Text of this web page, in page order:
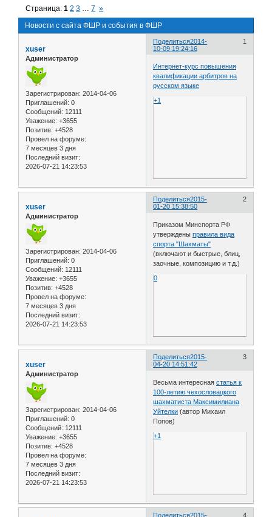
Новости с сайта ФШР и события в ФШР
Страница:1 2 3 … 7 »
Поделиться 1
2014-
10-09 19:24:16
xuser
Администратор
Зарегистрирован: 2014-04-06
Приглашений: 0
Сообщений: 12111
Уважение: +3655
Позитив: +4528
Провел на форуме:
7 месяцев 3 дня
Последний визит:
2026-07-21 14:23:53
Интернет-курс повышения
квалификации арбитров на
русском языке
+1
Поделиться 2
2015-
01-20 15:38:50
xuser
Администратор
Зарегистрирован: 2014-04-06
Приглашений: 0
Сообщений: 12111
Уважение: +3655
Позитив: +4528
Провел на форуме:
7 месяцев 3 дня
Последний визит:
2026-07-21 14:23:53
Приказом Минспорта РФ
утвержденыправила вида
спорта "Шахматы"
(включают и быстрые, блиц,
заочные, композицию и т.д.)
0
Поделиться 3
2015-
04-20 14:51:42
xuser
Администратор
Зарегистрирован: 2014-04-06
Приглашений: 0
Сообщений: 12111
Уважение: +3655
Позитив: +4528
Провел на форуме:
7 месяцев 3 дня
Последний визит:
2026-07-21 14:23:53
Весьма интереснаястатья к
100-летию чехословацкого
шахматиста Максимилиана
Уйтелки (автор Михаил
Попов)
+1
Поделиться 4
2015-